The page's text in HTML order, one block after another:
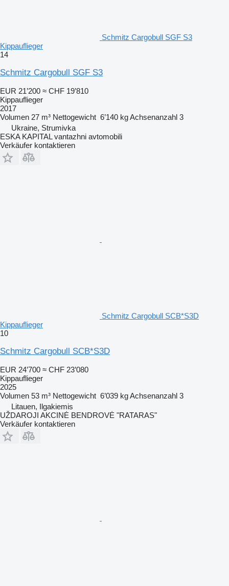
Schmitz Cargobull SGF S3
Kippauflieger
14
Schmitz Cargobull SGF S3
EUR 21’200 ≈ CHF 19’810
Kippauflieger
2017
Volumen 27 m³ Nettogewicht 6’140 kgAchsenanzahl 3
Ukraine, Strumivka
ESKA KAPITAL vantazhni avtomobili
Verkäufer kontaktieren
Schmitz Cargobull SCB*S3D
Kippauflieger
10
Schmitz Cargobull SCB*S3D
EUR 24’700 ≈ CHF 23’080
Kippauflieger
2025
Volumen 53 m³ Nettogewicht 6’039 kgAchsenanzahl 3
Litauen, Ilgakiemis
UŽDAROJI AKCINĖ BENDROVĖ "RATARAS"
Verkäufer kontaktieren